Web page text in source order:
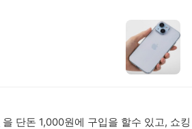
을 단돈 1,000원에 구입을 할수 있고, 쇼킹